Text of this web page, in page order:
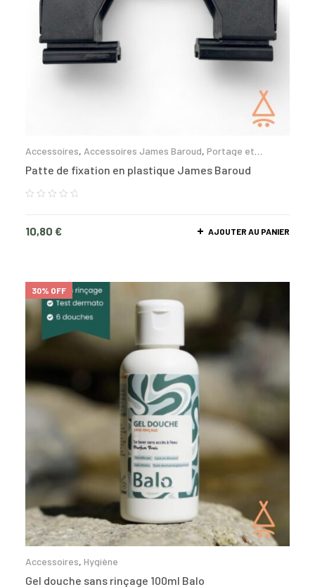
Accessoires, Accessoires James Baroud, Portage et
Patte de fixation en plastique James Baroud
10,80 € AJOUTER AU PANIER
30% OFF
Accessoires, Hygiène
Gel douche sans rinçage 100ml Balo